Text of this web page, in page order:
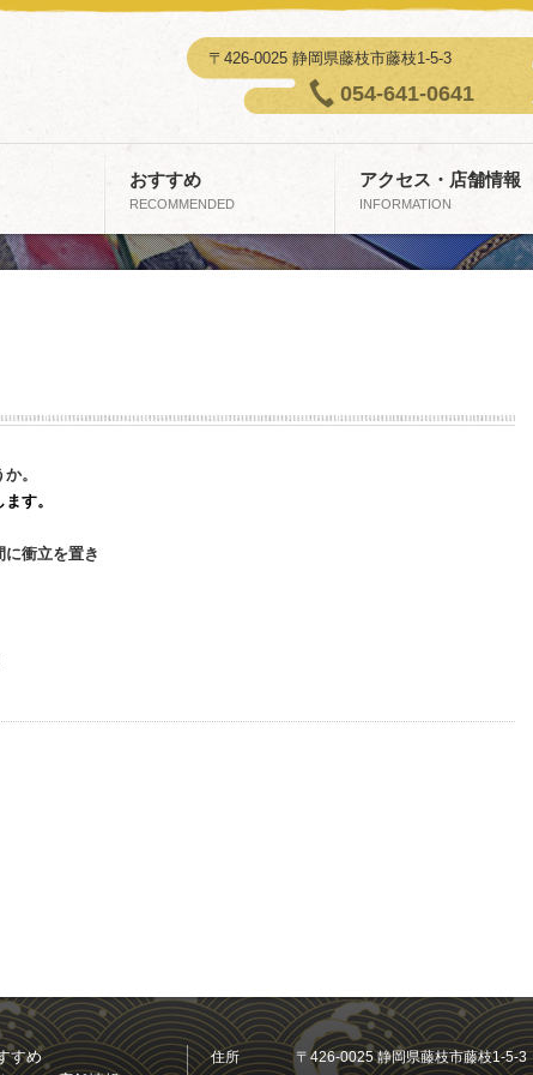
〒426-0025 静岡県藤枝市藤枝1-5-3
054-641-0641
おすすめ
RECOMMENDED
アクセス・店舗情報
INFORMATION
。
す。
衝立を置き
すめ
住所 〒426-0025 静岡県藤枝市藤枝1-5-3